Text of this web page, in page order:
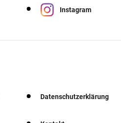
Instagram
Datenschutzerklärung